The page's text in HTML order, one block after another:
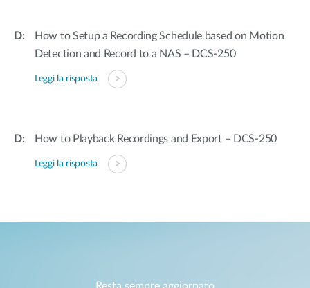
How to Setup a Recording Schedule based on Motion
Detection and Record to a NAS – DCS-250
Leggi la risposta
How to Playback Recordings and Export – DCS-250
Leggi la risposta